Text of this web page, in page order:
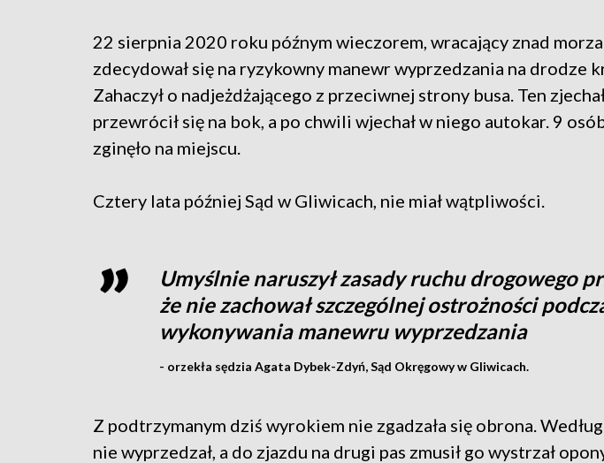
22 sierpnia 2020 roku późnym wieczorem, wracający znad morza
zdecydował się na ryzykowny manewr wyprzedzania na drodze
Zahaczył o nadjeżdżającego z przeciwnej strony busa. Ten
przewrócił się na bok, a po chwili wjechał w niego autokar. 9
zginęło na miejscu.
Cztery lata później Sąd w Gliwicach, nie miał wątpliwości.
Umyślnie naruszył zasady ruchu drogowego
że nie zachował szczególnej ostrożności
wykonywania manewru wyprzedzania
- orzekła sędzia Agata Dybek-Zdyń, Sąd Okręgowy w Gliwicach.
Z podtrzymanym dziś wyrokiem nie zgadzała się obrona.
nie wyprzedzał, a do zjazdu na drugi pas zmusił go wystrzał